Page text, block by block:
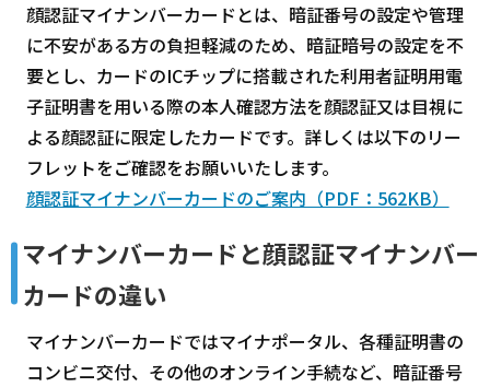
顔認証マイナンバーカードとは、暗証番号の設定や管理
に不安がある方の負担軽減のため、暗証暗号の設定を不
要とし、カードのICチップに搭載された利用者証明用電
子証明書を用いる際の本人確認方法を顔認証又は目視に
よる顔認証に限定したカードです。詳しくは以下のリー
フレットをご確認をお願いいたします。
顔認証マイナンバーカードのご案内（PDF：562KB）
マイナンバーカードと顔認証マイナンバー
カードの違い
マイナンバーカードではマイナポータル、各種証明書の
コンビニ交付、その他のオンライン手続など、暗証番号